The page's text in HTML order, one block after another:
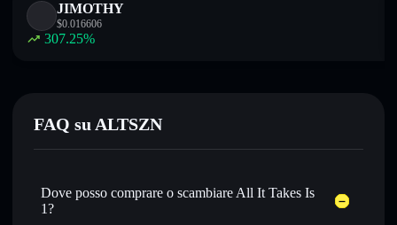
JIMOTHY
$0.016606
307.25%
FAQ su ALTSZN
Dove posso comprare o scambiare All It Takes Is
1?